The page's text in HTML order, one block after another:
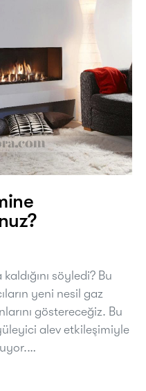
söyledi? Bu
yeni nesil gaz
göstereceğiz. Bu
alev etkileşimiyle